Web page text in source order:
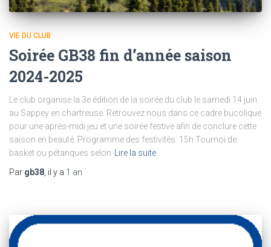
VIE DU CLUB
Soirée GB38 fin d’année saison
2024-2025
Le club organise la 3e édition de la soirée du club le samedi 14 juin
au Sappey en chartreuse. Retrouvez nous dans ce cadre bucolique
pour une après-midi jeu et une soirée festive afin de conclure cette
saison en beauté. Programme des festivités: 15h Tournoi de
basket ou pétanques selon
Lire la suite
Par gb38 , il y a 1 an